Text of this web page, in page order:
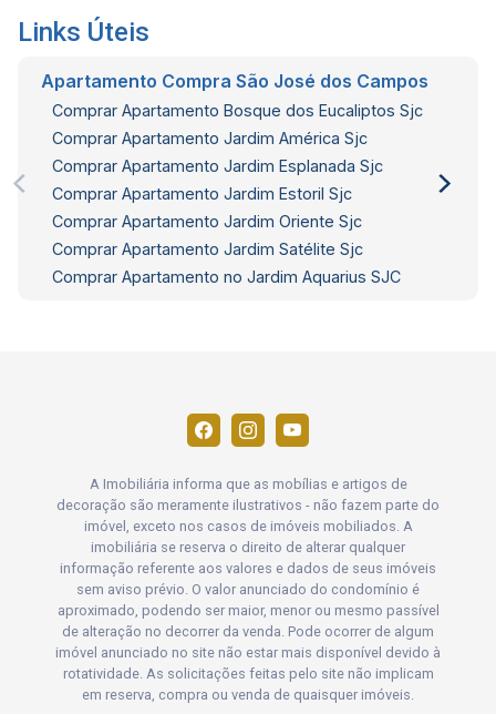
Links Úteis
Apartamento Compra São José dos Campos
Comprar Apartamento Bosque dos Eucaliptos Sjc
Comprar Apartamento Jardim América Sjc
Comprar Apartamento Jardim Esplanada Sjc
Comprar Apartamento Jardim Estoril Sjc
Comprar Apartamento Jardim Oriente Sjc
Comprar Apartamento Jardim Satélite Sjc
Comprar Apartamento no Jardim Aquarius SJC
A Imobiliária informa que as mobílias e artigos de
decoração são meramente ilustrativos - não fazem parte do
imóvel, exceto nos casos de imóveis mobiliados. A
imobiliária se reserva o direito de alterar qualquer
informação referente aos valores e dados de seus imóveis
sem aviso prévio. O valor anunciado do condomínio é
aproximado, podendo ser maior, menor ou mesmo passível
de alteração no decorrer da venda. Pode ocorrer de algum
imóvel anunciado no site não estar mais disponível devido à
rotatividade. As solicitações feitas pelo site não implicam
em reserva, compra ou venda de quaisquer imóveis.